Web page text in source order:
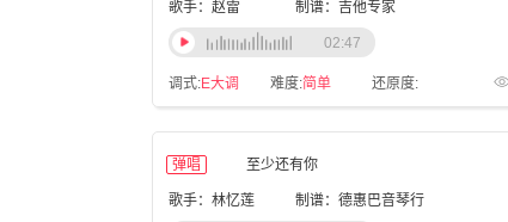
歌手：赵雷 制谱：吉他专家
调式:E大调 难度:简单 还原度:
02:47
弹唱 至少还有你
歌手：林忆莲 制谱：德惠巴音琴行